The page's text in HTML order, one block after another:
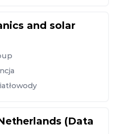
and solar
(Data